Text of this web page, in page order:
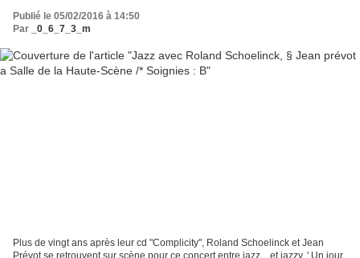
Publié le 05/02/2016 à 14:50
Par
_0_6_7_3_m
Plus de vingt ans après leur cd "Complicity", Roland Schoelinck et Jean
Prévot se retrouvent sur scène pour ce concert entre jazz... et jazzy. ' Un jour,